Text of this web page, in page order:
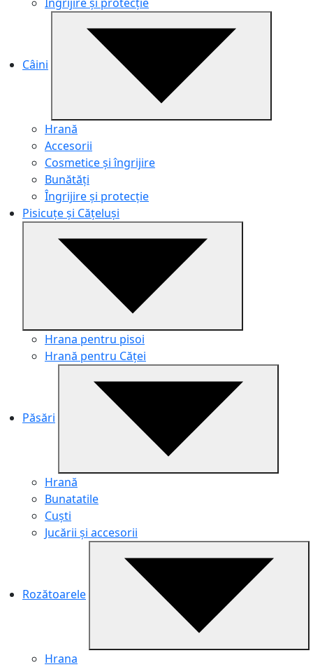
Câini
Hrană
Accesorii
Cosmetice și îngrijire
Bunătăți
Îngrijire și protecție
Pisicuțe și Cățeluși
Hrana pentru pisoi
Hrană pentru Căței
Păsări
Hrană
Bunatatile
Cuști
Jucării și accesorii
Rozătoarele
Hrana